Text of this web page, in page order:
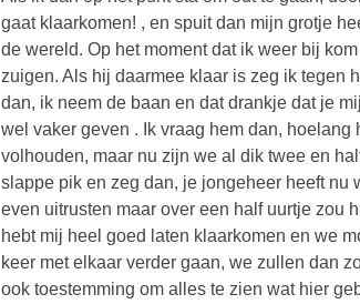
gaat klaarkomen! , en spuit dan mijn grotje
de wereld. Op het moment dat ik weer bij
zuigen. Als hij daarmee klaar is zeg ik tegen
dan, ik neem de baan en dat drankje dat je
wel vaker geven . Ik vraag hem dan,
volhouden, maar nu zijn we al dik twee en
slappe pik en zeg dan, je jongeheer heeft
even uitrusten maar over een half uurtje zou
hebt mij heel goed laten klaarkomen en we
keer met elkaar verder gaan, we zullen dan
ook toestemming om alles te zien wat hier